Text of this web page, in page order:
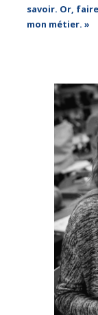
savoir. Or,
mon métier. »